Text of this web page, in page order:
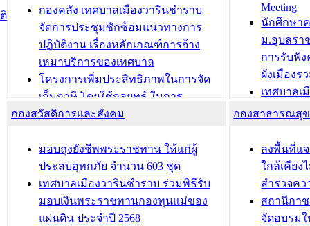
ประชาชนบุคคลประเภท 8 แก่บุคคลที่
ได้รับการเพิ่มชื่อในทะเบียนบ้าน
(ท.ร.14) กรณีคนไม่มีสัญชาติไทยได้รับ
อนุญาตให้มีถิ่นที่อยู่
ประชุมคณะกรรมการประเมินผลการ
ควบคุมภายในของ สำนัก/กอง/
โรงเรียน/ศูนย์พัฒนาเด็กเล็ก/สถานธนา
บทความ อื่นๆ ...
บทความ อื่นๆ ...
กองคลัง เทศบาลเมืองวารินชำราบ
จัดการประชุมซักซ้อมแนวทางการ
ปฏิบัติงาน เรื่องหลักเกณฑ์การจ้าง
เหมาบริการของเทศบาล
โครงการเพิ่มประสิทธิภาพในการจัด
เก็บภาษี โดยใช้กลยุทธ์ ในการ
พัฒนาการจัดเก็บรายได้ ประจำปี พ.ศ.
เทศบาลเมืองวารินชำราบ ร่วมการ
ประชุมวิชาการระดับนานาชาติและ
นิทรรศการด้านนวัตกรรมท้องถิ่น 2568
และรับรางวัลทีมนักวิจัยดีเด่นจาก
นวัตกรรมโครงการทะเบียนภาษีป้าย
Meeting
นักศึกษา
ม.อุบลรา
การรับฟั
ผังเมืองร
เทศบาลเ
โครงการ
เทศบาล
รับฟังคว
ผังเมือง
วารินชำ
เทศบาล
กองสวัสดิการและสังคม
มอบถุงยังชีพพระราชทาน ให้แก่ผู้
ประสบอุทกภัย จำนวน 603 ชุด
เทศบาลเมืองวารินชำราบ ร่วมพิธีรับ
มอบเงินพระราชทานกองทุนแม่ของ
แผ่นดิน ประจำปี 2568
กองสาธารณสุ
ลงพื้นที่แ
ใกล้เคียง
สำรวจค
สถานีกา
จัดอบรม